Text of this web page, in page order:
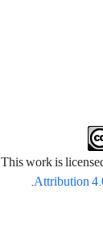
This work is
Attribution
.